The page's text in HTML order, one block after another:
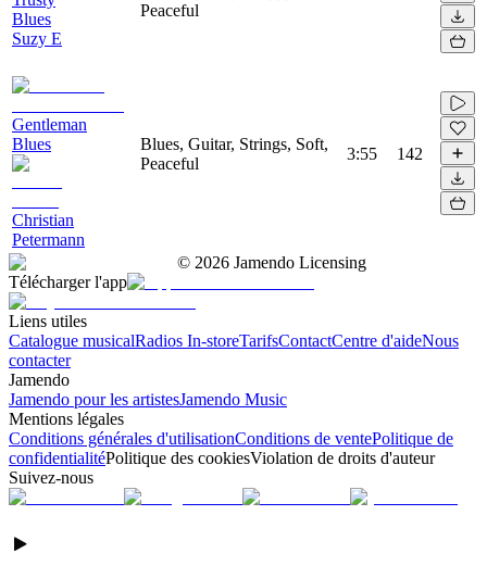
Blues
Suzy E
Peaceful
Gentleman
Blues
Christian
Petermann
Blues, Guitar, Strings, Soft,
Peaceful
3:55 142
© 2026 Jamendo Licensing
Télécharger l'app
Liens utiles
Catalogue musicalRadios In-storeTarifsContactCentre d'aideNous
contacter
Jamendo
Jamendo pour les artistesJamendo Music
Mentions légales
Conditions générales d'utilisationConditions de ventePolitique de
confidentialitéPolitique des cookiesViolation de droits d'auteur
Suivez-nous